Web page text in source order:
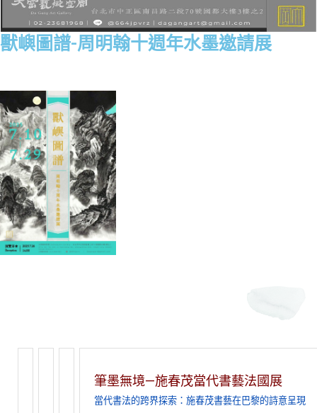
獸嶼圖譜-周明翰十週年水墨邀請展
筆墨無境—施春茂當代書藝法國展
當代書法的跨界探索：施春茂書藝在巴黎的詩意呈現